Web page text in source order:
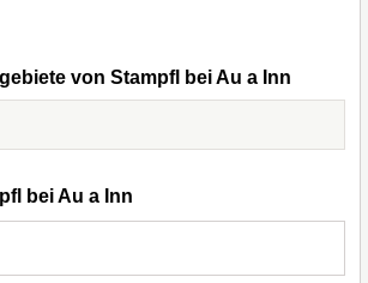
von Stampfl bei Au a Inn
bei Au a Inn